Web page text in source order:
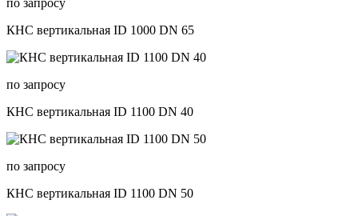
по запросу
КНС вертикальная ID 1000 DN 65
по запросу
КНС вертикальная ID 1100 DN 40
по запросу
КНС вертикальная ID 1100 DN 50